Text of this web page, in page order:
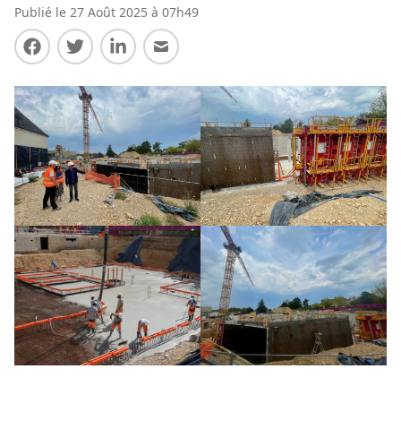
Publié le 27 Août 2025 à 07h49
Partager sur Facebook
Partager sur Twitter
Partager sur LinkedIn
Partager par E-mail